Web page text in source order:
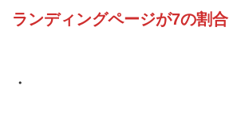
ランディングページが7の割合
・